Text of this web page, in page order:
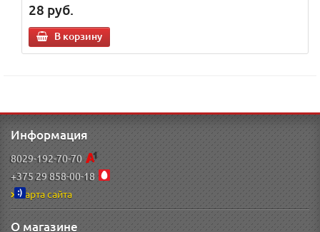
28 руб.
В корзину
Информация
8029-192-70-70
+375 29 858-00-18
Карта сайта
О магазине